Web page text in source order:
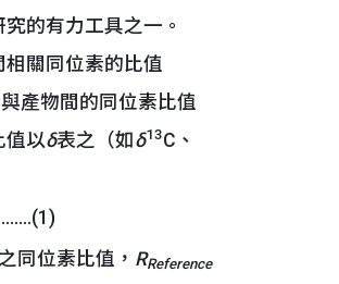
的有力工具之一。
關同位素的比值
產物間的同位素比值
值以δ表之（如δ13C、
同位素比值， RReference